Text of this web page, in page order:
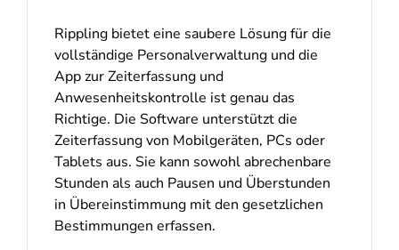
Rippling bietet eine saubere Lösung für die
vollständige Personalverwaltung und die
App zur Zeiterfassung und
Anwesenheitskontrolle ist genau das
Richtige. Die Software unterstützt die
Zeiterfassung von Mobilgeräten, PCs oder
Tablets aus. Sie kann sowohl abrechenbare
Stunden als auch Pausen und Überstunden
in Übereinstimmung mit den gesetzlichen
Bestimmungen erfassen.